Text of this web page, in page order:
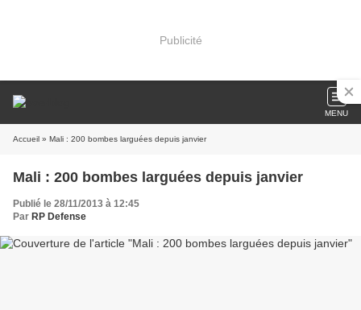
Publicité
MENU
Accueil » Mali : 200 bombes larguées depuis janvier
Mali : 200 bombes larguées depuis janvier
Publié le 28/11/2013 à 12:45
Par RP Defense